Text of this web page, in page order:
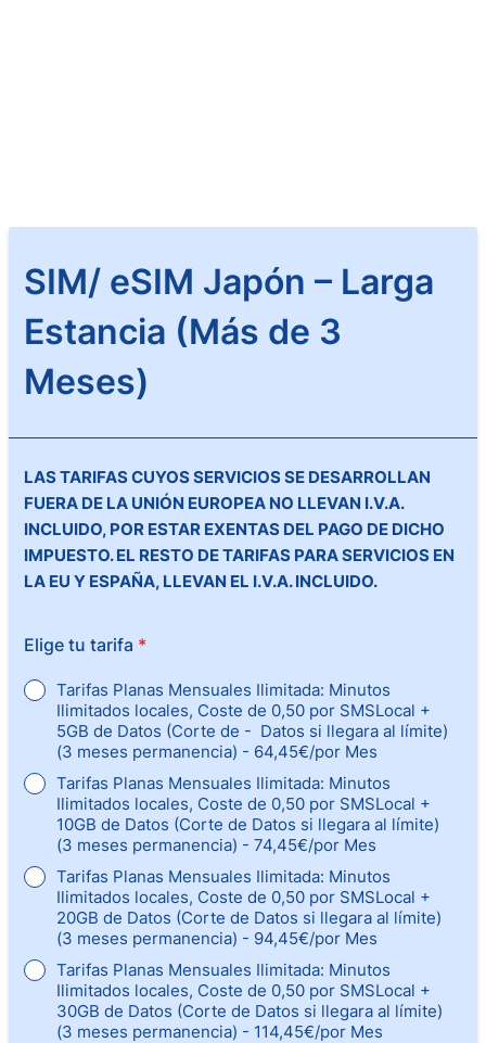
SIM/ eSIM Japón – Larga
Estancia (Más de 3
Meses)
LAS TARIFAS CUYOS SERVICIOS SE DESARROLLAN
FUERA DE LA UNIÓN EUROPEA NO LLEVAN I.V.A.
INCLUIDO, POR ESTAR EXENTAS DEL PAGO DE DICHO
IMPUESTO. EL RESTO DE TARIFAS PARA SERVICIOS EN
LA EU Y ESPAÑA, LLEVAN EL I.V.A. INCLUIDO.
Elige tu tarifa *
Tarifas Planas Mensuales Ilimitada: Minutos
Ilimitados locales, Coste de 0,50 por SMSLocal +
5GB de Datos (Corte de - Datos si llegara al límite)
(3 meses permanencia) - 64,45€/por Mes
Tarifas Planas Mensuales Ilimitada: Minutos
Ilimitados locales, Coste de 0,50 por SMSLocal +
10GB de Datos (Corte de Datos si llegara al límite)
(3 meses permanencia) - 74,45€/por Mes
Tarifas Planas Mensuales Ilimitada: Minutos
Ilimitados locales, Coste de 0,50 por SMSLocal +
20GB de Datos (Corte de Datos si llegara al límite)
(3 meses permanencia) - 94,45€/por Mes
Tarifas Planas Mensuales Ilimitada: Minutos
Ilimitados locales, Coste de 0,50 por SMSLocal +
30GB de Datos (Corte de Datos si llegara al límite)
(3 meses permanencia) - 114,45€/por Mes